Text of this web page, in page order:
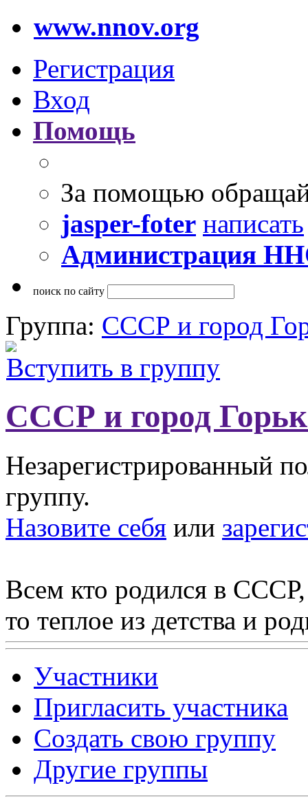
www.nnov.org
Регистрация
Вход
Помощь
За помощью
jasper-foter написать
Администрация
поиск по сайту
Группа: СССР и город
Вступить в группу
СССР и город
Незарегистрированный
группу.
Назовите себя или
Всем кто родился в
то теплое из детства и
Участники
Пригласить участника
Создать свою группу
Другие группы